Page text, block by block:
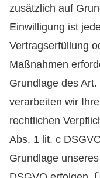
zusätzlich auf
Einwilligung ist
Vertragserfüllung
Maßnahmen
Grundlage des
verarbeiten wir
rechtlichen
Abs. 1 lit. c
Grundlage